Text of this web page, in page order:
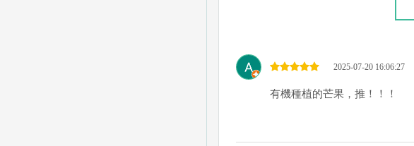
2025-07-20 16:06:27
有機種植的芒果，推！！！